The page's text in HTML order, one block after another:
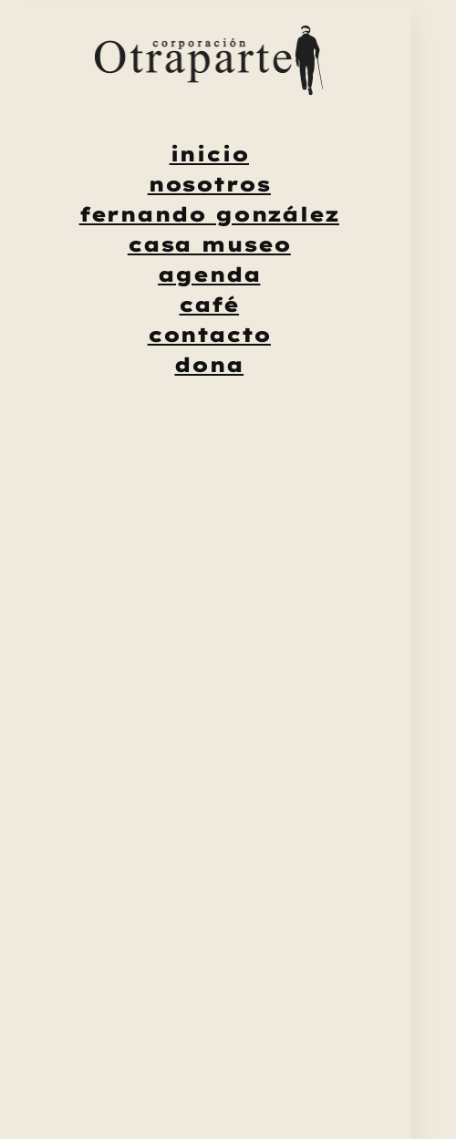
inicio
nosotros
fernando gonzález
casa museo
agenda
café
contacto
dona